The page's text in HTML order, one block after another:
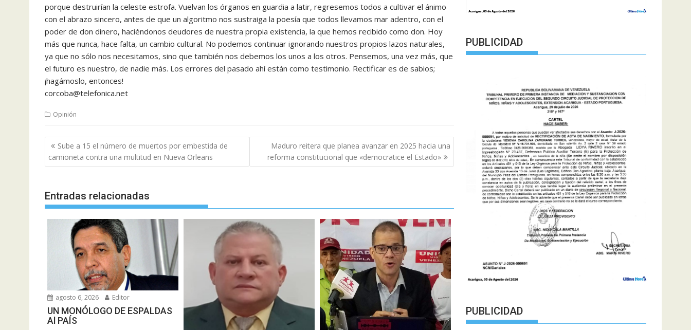
porque destruirían la celeste estrofa. Vuelvan los órganos en guardia a latir, regresemos todos a cultivar el ánimo
con el abrazo sincero, antes de que un algoritmo nos sustraiga la poesía que todos llevamos mar adentro, con el
poder de don dinero, haciéndonos deudores de nuestra propia existencia, la que hemos recibido como don. Hoy
más que nunca, hace falta, un cambio cultural. No podemos continuar ignorando nuestros propios lazos naturales,
ya que no sólo nos necesitamos, sino que también nos debemos los unos a los otros. Pensemos, una vez más, que
el futuro es nuestro, de nadie más. Los errores del pasado ahí están como testimonio. Rectificar es de sabios;
¡hagámoslo, entonces!
corcoba@telefonica.net
Opinión
Navegación
de
entradas
Sube a 15 el número de muertos por embestida de
camioneta contra una multitud en Nueva Orleans
Maduro reitera que planea avanzar en 2025 hacia una
reforma constitucional que «democratice el Estado»
Entradas relacionadas
agosto 6, 2026 Editor
UN MONÓLOGO DE ESPALDAS
Al PAÍS
PUBLICIDAD
PUBLICIDAD